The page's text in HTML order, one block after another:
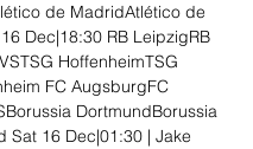
de MadridAtlético de
Dec|18:30 RB LeipzigRB
HoffenheimTSG
FC AugsburgFC
DortmundBorussia
Sat 16 Dec|01:30 | Jake